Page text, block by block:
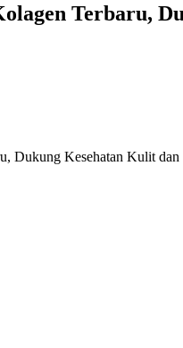
Terbaru,
Dukung Kesehatan Kulit dan